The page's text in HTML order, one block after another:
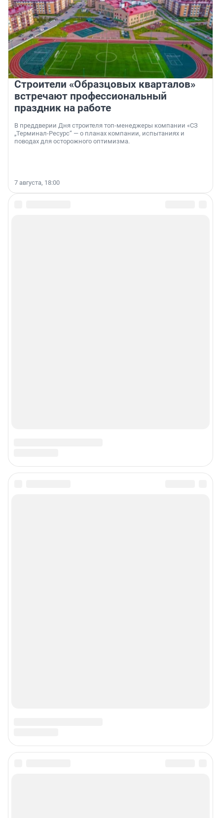
Строители «Образцовых кварталов»
встречают профессиональный
праздник на работе
В преддверии Дня строителя топ-менеджеры компании «СЗ
„Терминал-Ресурс“ — о планах компании, испытаниях и
поводах для осторожного оптимизма.
7 августа, 18:00